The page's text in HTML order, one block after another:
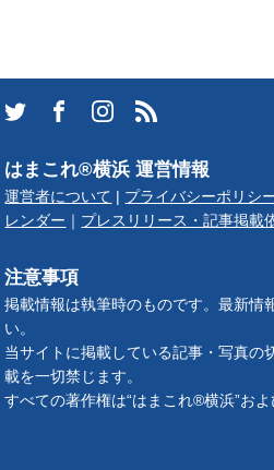
はまこれ®横浜 運営情報
運営者について プライバシーポリシ
レンダー
プレスリリース・記事掲載
注意事項
掲載情報は執筆時のものです。最新情
い。
当サイトに掲載している記事・写真の
載を一切禁じます。
すべての著作権は“はまこれ®横浜”お